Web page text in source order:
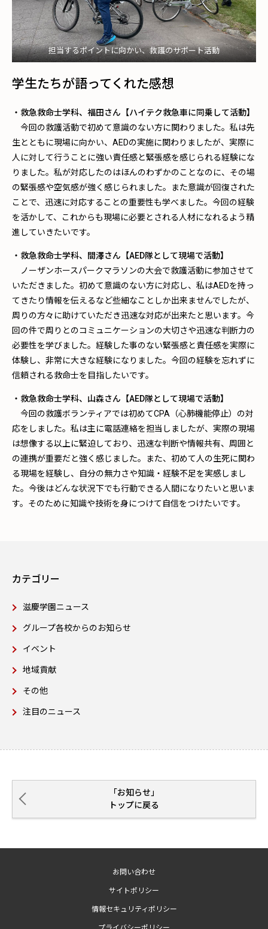
担当するポイントに向かい、救護のサポート活動
学生たちが語ってくれた感想
・救急救命士学科、福田さん【ハイテク救急車に同乗して活動】
今回の救護活動で初めて意識のない方に関わりました。私は先
生とともに現場に向かい、AEDの実施に関わりましたが、実際に
人に対して行うことに強い責任感と緊張感を感じられる経験にな
りました。私が対応したのはほんのわずかのことなのに、その場
の緊張感や空気感が強く感じられました。また意識が回復された
ことで、迅速に対応することの重要性も学べました。今回の経験
を活かして、これからも現場に必要とされる人材になれるよう精
進していきたいです。
・救急救命士学科、間澤さん【AED隊として現場で活動】
ノーザンホースパークマラソンの大会で救護活動に参加させて
いただきました。初めて意識のない方に対応し、私はAEDを持っ
てきたり情報を伝えるなど些細なことしか出来ませんでしたが、
周りの方々に助けていただき迅速な対応が出来たと思います。今
回の件で周りとのコミュニケーションの大切さや迅速な判断力の
必要性を学びました。経験した事のない緊張感と責任感を実際に
体験し、非常に大きな経験になりました。今回の経験を忘れずに
信頼される救命士を目指したいです。
・救急救命士学科、山森さん【AED隊として現場で活動】
今回の救護ボランティアでは初めてCPA（心肺機能停止）の対
応をしました。私は主に電話連絡を担当しましたが、実際の現場
は想像する以上に緊迫しており、迅速な判断や情報共有、周囲と
の連携が重要だと強く感じました。また、初めて人の生死に関わ
る現場を経験し、自分の無力さや知識・経験不足を実感しまし
た。今後はどんな状況下でも行動できる人間になりたいと思いま
す。そのために知識や技術を身につけて自信をつけたいです。
カテゴリー
滋慶学園ニュース
グループ各校からのお知らせ
イベント
地域貢献
その他
注目のニュース
「お知らせ」
トップに戻る
お問い合わせ
サイトポリシー
情報セキュリティポリシー